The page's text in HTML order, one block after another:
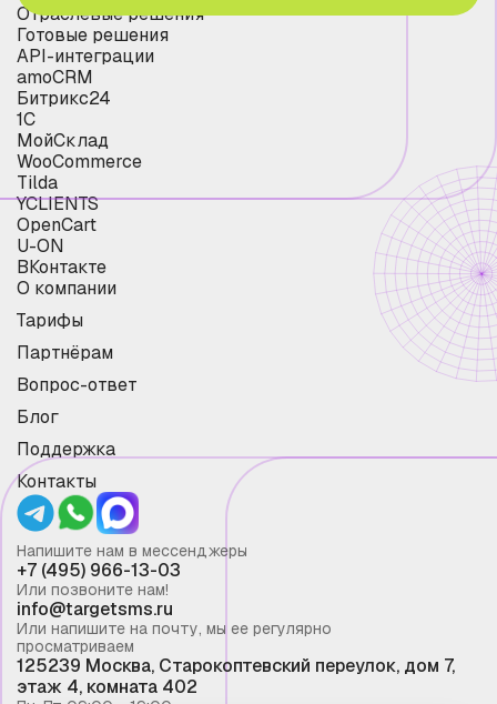
Отраслевые решения
Готовые решения
API-интеграции
amoCRM
Битрикс24
1С
МойСклад
WooCommerce
Tilda
YCLIENTS
OpenCart
U-ON
ВКонтакте
О компании
Тарифы
Партнёрам
Вопрос-ответ
Блог
Поддержка
Контакты
Напишите нам в мессенджеры
+7 (495) 966-13-03
Или позвоните нам!
info@targetsms.ru
Или напишите на почту, мы ее регулярно
просматриваем
125239 Москва, Старокоптевский переулок, дом 7,
этаж 4, комната 402